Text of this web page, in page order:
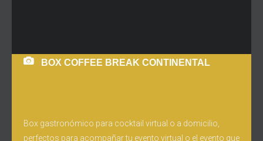
BOX COFFEE BREAK CONTINENTAL
Box gastronómico para cocktail virtual o a domicilio,
perfectos para acompañar tu evento virtual o el evento que